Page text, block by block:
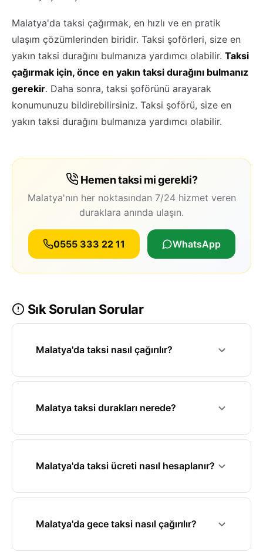
Malatya'da taksi çağırmak, en hızlı ve en pratik
ulaşım çözümlerinden biridir. Taksi şoförleri, size en
yakın taksi durağını bulmanıza yardımcı olabilir. Taksi
çağırmak için, önce en yakın taksi durağını bulmanız
gerekir. Daha sonra, taksi şoförünü arayarak
konumunuzu bildirebilirsiniz. Taksi şoförü, size en
yakın taksi durağını bulmanıza yardımcı olabilir.
Hemen taksi mi gerekli?
Malatya'nın her noktasından 7/24 hizmet veren
duraklara anında ulaşın.
0555 333 22 11 WhatsApp
Sık Sorulan Sorular
Malatya'da taksi nasıl çağırılır?
Malatya taksi durakları nerede?
Malatya'da taksi ücreti nasıl hesaplanır?
Malatya'da gece taksi nasıl çağırılır?